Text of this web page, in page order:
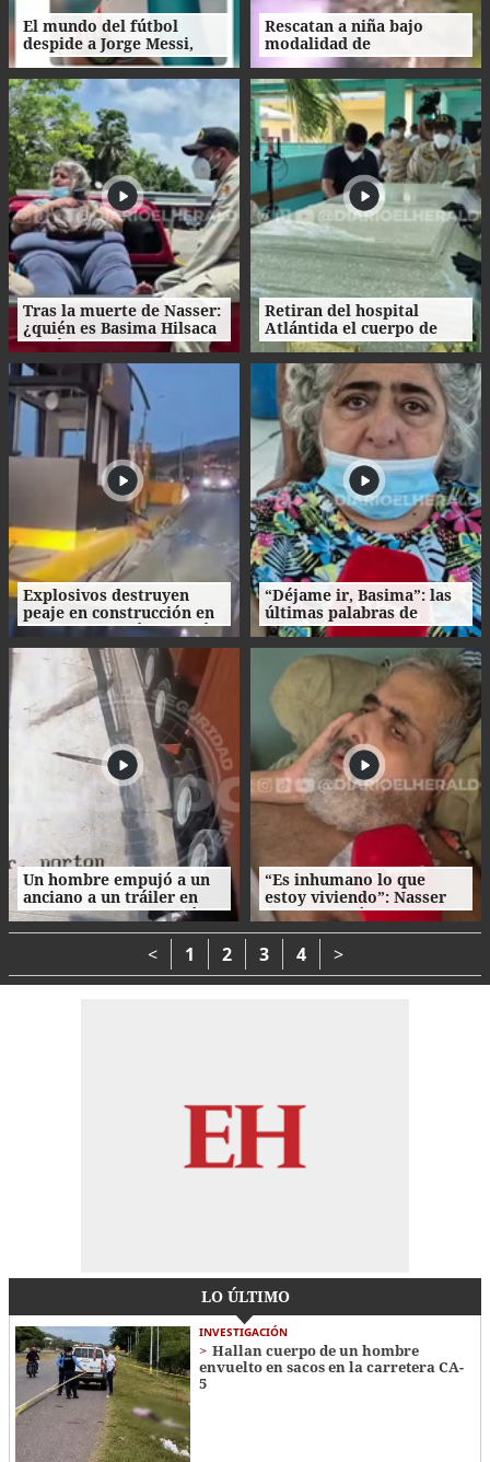
El mundo del fútbol
despide a Jorge Messi,
padre del astro argentino
Rescatan a niña bajo
modalidad de
matrimonio servil en
Ecuador
Tras la muerte de Nasser:
¿quién es Basima Hilsaca
y cuál es su historia?
Retiran del hospital
Atlántida el cuerpo de
Nasser Hilsaca
Explosivos destruyen
peaje en construcción en
Colombia un día después
de la investidura de De la
Espriella
“Déjame ir, Basima”: las
últimas palabras de
Nasser Hilsaca antes de
morir
Un hombre empujó a un
anciano a un tráiler en
movimiento y le causó la
muerte
“Es inhumano lo que
estoy viviendo”: Nasser
Hilsaca pidió auxilio
desde el hospital
Atlántida
< 1 2 3 4 >
LO ÚLTIMO
INVESTIGACIÓN
Hallan cuerpo de un hombre
envuelto en sacos en la carretera CA-
5